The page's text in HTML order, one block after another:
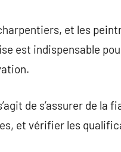
et les
est indispensable
de s’assurer de la
et vérifier les